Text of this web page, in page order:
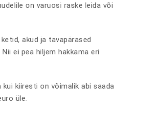
on varuosi raske leida või
akud ja tavapärased
ei pea hiljem hakkama eri
kiiresti on võimalik abi saada
üle.